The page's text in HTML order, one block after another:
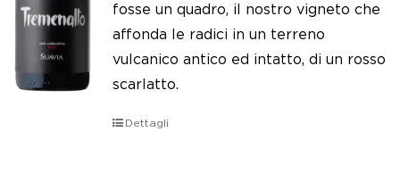
Le nostre news
fosse un quadro, il nostro vigneto che
affonda le radici in un terreno
vulcanico antico ed intatto, di un rosso
scarlatto.
Dettagli